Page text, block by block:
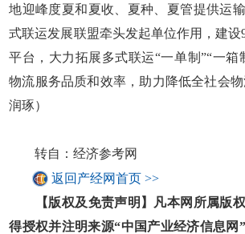
地迎峰度夏和夏收、夏种、夏管提供运
式联运发展联盟牵头发起单位作用，建设
平台，大力拓展多式联运“一单制”“一箱
物流服务品质和效率，助力降低全社会
润琢）
转自：经济参考网
返回产经网首页 >>
【版权及免责声明】凡本网所属版权
得授权并注明来源“中国产业经济信息网